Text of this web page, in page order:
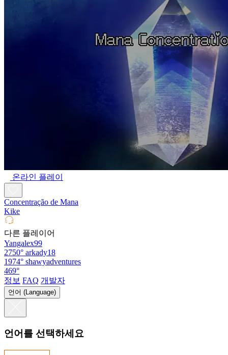
온라인 플레이
Concentração de Mana
Kike
다른 플레이어
Yangalex99
2750° arkady18
1974° shawyadventures
469°
정보 FAQ 개발자
언어 (Language)
언어를 선택하세요